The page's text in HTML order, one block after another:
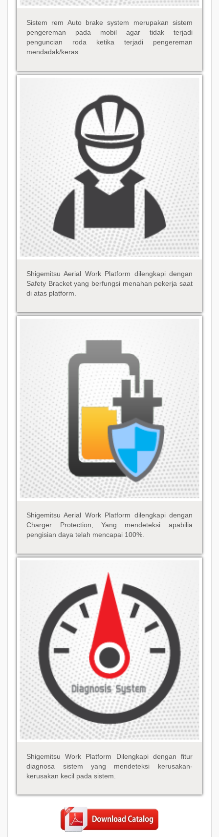
Sistem rem Auto brake system merupakan sistem
pengereman pada mobil agar tidak terjadi
penguncian roda ketika terjadi pengereman
mendadak/keras.
Shigemitsu Aerial Work Platform dilengkapi dengan
Safety Bracket yang berfungsi menahan pekerja saat
di atas platform.
Shigemitsu Aerial Work Platform dilengkapi dengan
Charger Protection, Yang mendeteksi apabilia
pengisian daya telah mencapai 100%.
Shigemitsu Work Platform Dilengkapi dengan fitur
diagnosa sistem yang mendeteksi kerusakan-
kerusakan kecil pada sistem.